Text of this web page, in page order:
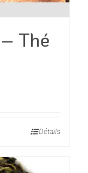
Thé
Détails